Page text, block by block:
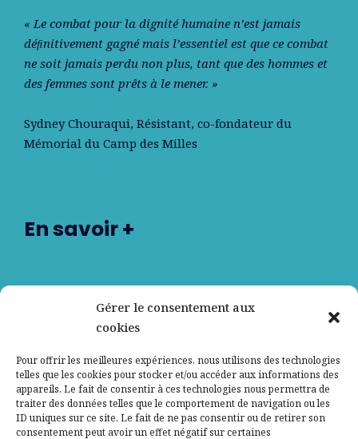
Gérer le consentement aux
cookies
Pour offrir les meilleures expériences, nous utilisons des technologies
telles que les cookies pour stocker et/ou accéder aux informations des
appareils. Le fait de consentir à ces technologies nous permettra de
traiter des données telles que le comportement de navigation ou les
ID uniques sur ce site. Le fait de ne pas consentir ou de retirer son
consentement peut avoir un effet négatif sur certaines
« Le combat pour la dignité humaine n’est jamais
déﬁnitivement gagné mais l’essentiel est que ce combat
ne soit jamais perdu non plus, tant que des hommes et
des femmes sont prêts à le mener. »
Sydney Chouraqui, Résistant, co-fondateur du
Mémorial du Camp des Milles
En savoir +
Contactez-nous
Mentions légales